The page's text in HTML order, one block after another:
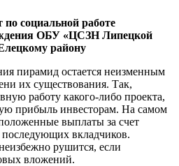
социальной работе
ОБУ «ЦСЗН Липецкой
району
пирамид остается неизменным
их существования. Так,
работу какого-либо проекта,
прибыль инвесторам. На самом
выплаты за счет
вкладчиков.
рушится, если
вложений.